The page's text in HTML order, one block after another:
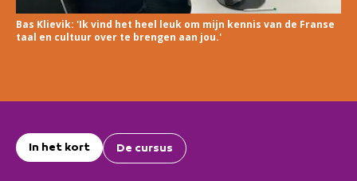
Bas Klievik: 'Ik vind het heel leuk om mijn kennis van de Franse
taal en cultuur over te brengen aan jou.'
In het kort De cursus